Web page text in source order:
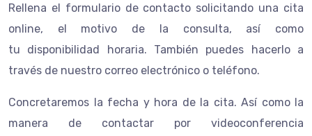
Rellena el formulario de contacto solicitando una cita
online, el motivo de la consulta, así como
tu disponibilidad horaria. También puedes hacerlo a
través de nuestro correo electrónico o teléfono.
Concretaremos la fecha y hora de la cita. Así como la
manera de contactar por videoconferencia